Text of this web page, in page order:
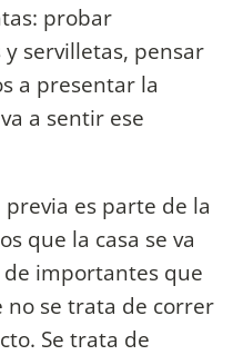
probar
servilletas, pensar
a presentar la
a sentir ese
es parte de la
que la casa se va
importantes que
no se trata de correr
Se trata de